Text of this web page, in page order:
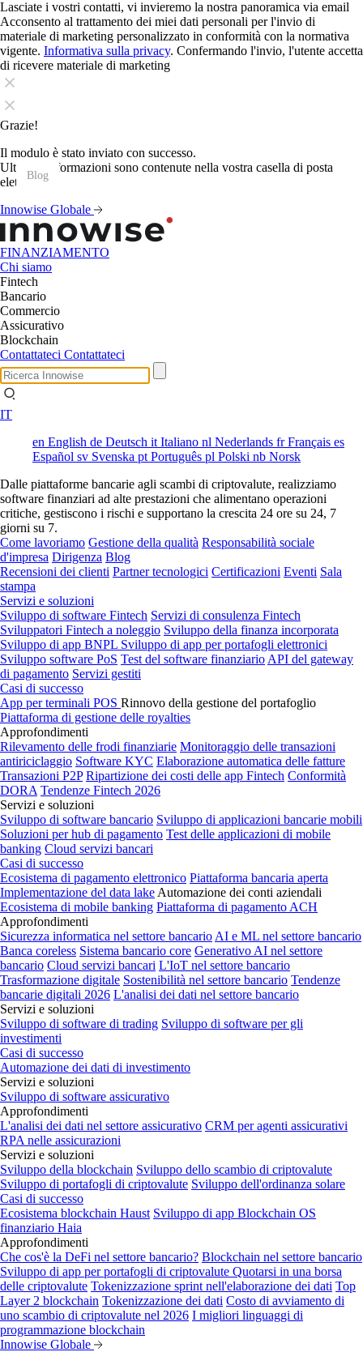
Lasciate i vostri contatti, vi invieremo la nostra panoramica via email
Acconsento al trattamento dei miei dati personali per l'invio di
materiale di marketing personalizzato in conformità con la normativa
vigente. Informativa sulla privacy. Confermando l'invio, l'utente accetta
di ricevere materiale di marketing
Grazie!
Il modulo è stato inviato con successo.
Ulteriori informazioni sono contenute nella vostra casella di posta
elettronica.
Innowise Globale
FINANZIAMENTO
Chi siamo
Fintech
Bancario
Commercio
Assicurativo
Blockchain
Contattateci Contattateci
IT
en English de Deutsch it Italiano nl Nederlands frFrançais es
Español sv Svenska pt Português pl Polski nb Norsk
Dalle piattaforme bancarie agli scambi di criptovalute, realizziamo
software finanziari ad alte prestazioni che alimentano operazioni
critiche, gestiscono i rischi e supportano la crescita 24 ore su 24, 7
giorni su 7.
Come lavoriamo Gestione della qualità Responsabilità sociale
d'impresa Dirigenza Blog
Recensioni dei clienti Partner tecnologici Certificazioni Eventi Sala
stampa
Servizi e soluzioni
Sviluppo di software Fintech Servizi di consulenza Fintech
Sviluppatori Fintech a noleggio Sviluppo della finanza incorporata
Sviluppo di app BNPL Sviluppo di app per portafogli elettronici
Sviluppo software PoS Test del software finanziario API del gateway
di pagamento Servizi gestiti
Casi di successo
App per terminali POS Rinnovo della gestione del portafoglio
Piattaforma di gestione delle royalties
Approfondimenti
Rilevamento delle frodi finanziarie Monitoraggio delle transazioni
antiriciclaggio Software KYC Elaborazione automatica delle fatture
Transazioni P2P Ripartizione dei costi delle app Fintech Conformità
DORA Tendenze Fintech 2026
Servizi e soluzioni
Sviluppo di software bancario Sviluppo di applicazioni bancarie mobili
Soluzioni per hub di pagamento Test delle applicazioni di mobile
banking Cloud servizi bancari
Casi di successo
Ecosistema di pagamento elettronico Piattaforma bancaria aperta
Implementazione del data lake Automazione dei conti aziendali
Ecosistema di mobile banking Piattaforma di pagamento ACH
Approfondimenti
Sicurezza informatica nel settore bancario AI e ML nel settore bancario
Banca coreless Sistema bancario core Generativo AI nel settore
bancario Cloud servizi bancari L'IoT nel settore bancario
Trasformazione digitale Sostenibilità nel settore bancario Tendenze
bancarie digitali 2026 L'analisi dei dati nel settore bancario
Servizi e soluzioni
Sviluppo di software di trading Sviluppo di software per gli
investimenti
Casi di successo
Automazione dei dati di investimento
Servizi e soluzioni
Sviluppo di software assicurativo
Approfondimenti
L'analisi dei dati nel settore assicurativo CRM per agenti assicurativi
RPA nelle assicurazioni
Servizi e soluzioni
Sviluppo della blockchain Sviluppo dello scambio di criptovalute
Sviluppo di portafogli di criptovalute Sviluppo dell'ordinanza solare
Casi di successo
Ecosistema blockchain Haust Sviluppo di app Blockchain OS
finanziario Haia
Approfondimenti
Che cos'è la DeFi nel settore bancario? Blockchain nel settore bancario
Sviluppo di app per portafogli di criptovalute Quotarsi in una borsa
delle criptovalute Tokenizzazione sprint nell'elaborazione dei dati Top
Layer 2 blockchain Tokenizzazione dei dati Costo di avviamento di
uno scambio di criptovalute nel 2026 I migliori linguaggi di
programmazione blockchain
Innowise Globale
Blog
Blog
Blog
Blog
Blog
Blog
Blog
Blog
Blog
Blog
Blog
Blog